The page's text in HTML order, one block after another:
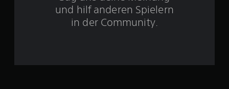
n
und hilf anderen Spielern
in der Community.